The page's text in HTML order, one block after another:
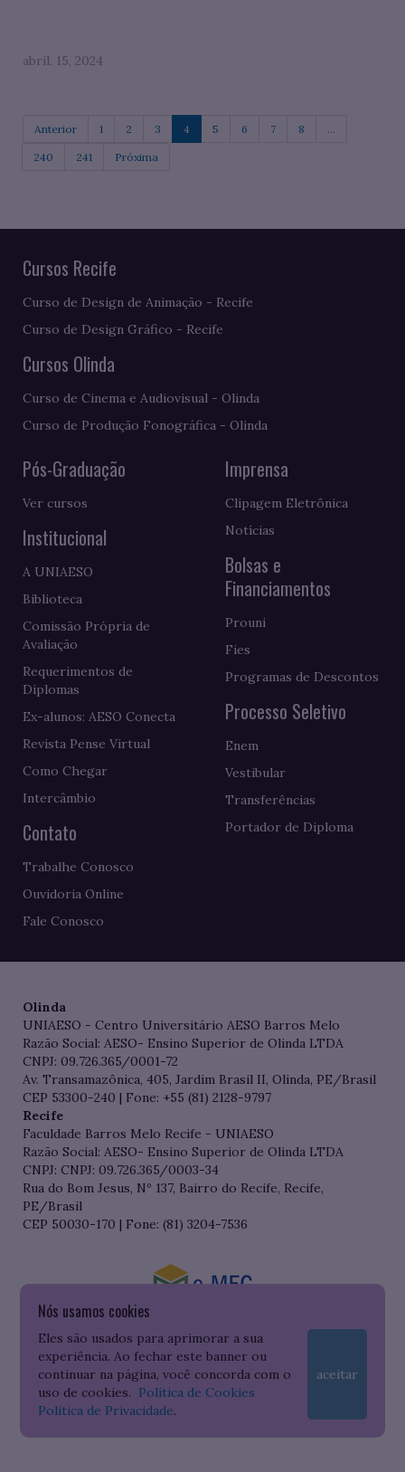
abril. 15, 2024
Anterior 1 2 3 4 5 6 7 8 ...
240 241 Próxima
Nós usamos cookies
Eles são usados para aprimorar a sua
experiência. Ao fechar este banner ou
continuar na página, você concorda com o
uso de cookies. Política de Cookies
Política de Privacidade.
aceitar
Cursos Recife
Curso de Design de Animação - Recife
Curso de Design Gráfico - Recife
Cursos Olinda
Curso de Cinema e Audiovisual - Olinda
Curso de Produção Fonográfica - Olinda
Pós-Graduação
Ver cursos
Institucional
A UNIAESO
Biblioteca
Comissão Própria de
Avaliação
Requerimentos de
Diplomas
Ex-alunos: AESO Conecta
Revista Pense Virtual
Como Chegar
Intercâmbio
Contato
Trabalhe Conosco
Ouvidoria Online
Fale Conosco
Imprensa
Clipagem Eletrônica
Notícias
Bolsas e
Financiamentos
Prouni
Fies
Programas de Descontos
Processo Seletivo
Enem
Vestibular
Transferências
Portador de Diploma
Olinda
UNIAESO - Centro Universitário AESO Barros Melo
Razão Social: AESO- Ensino Superior de Olinda LTDA
CNPJ: 09.726.365/0001-72
Av. Transamazônica, 405, Jardim Brasil II, Olinda, PE/Brasil
CEP 53300-240 | Fone: +55 (81) 2128-9797
Recife
Faculdade Barros Melo Recife - UNIAESO
Razão Social: AESO- Ensino Superior de Olinda LTDA
CNPJ: CNPJ: 09.726.365/0003-34
Rua do Bom Jesus, Nº 137, Bairro do Recife, Recife,
PE/Brasil
CEP 50030-170 | Fone: (81) 3204-7536
Consulte o cadastro da Instituição no Sistema do e-MEC